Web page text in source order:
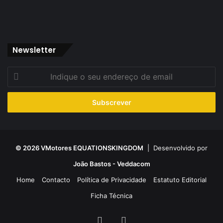
Newsletter
seu
de
© 2026 VMotores EQUATIONSKINGDOM | Desenvolvido por
João Bastos - Veddacom
Home
Contacto Política de Privacidade
Estatuto Editorial
Ficha Técnica
Facebook